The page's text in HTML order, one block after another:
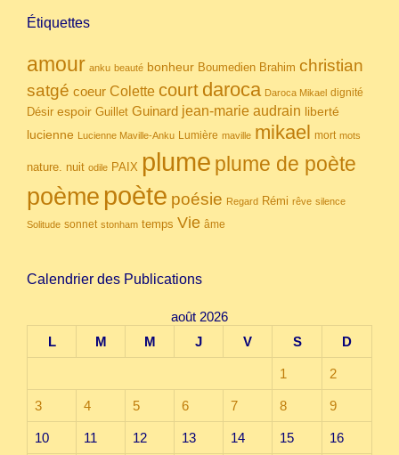
Étiquettes
amour anku beauté bonheur Boumedien Brahim christian
satgé coeur Colette court daroca Daroca Mikael dignité
Désir espoir Guillet Guinard jean-marie audrain liberté
lucienne Lucienne Maville-Anku Lumière maville mikael mort mots
nature. nuit odile PAIX plume plume de poète
poème poète poésie Regard Rémi rêve silence
Solitude sonnet stonham temps Vie âme
Calendrier des Publications
août 2026
L
M M J V S D
1 2
3 4 5 6 7 8 9
10 11 12 13 14 15 16